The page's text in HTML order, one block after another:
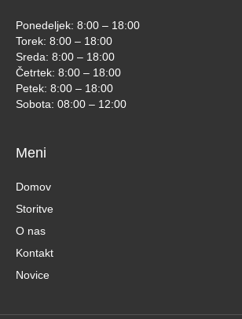
Ponedeljek: 8:00 – 18:00
Torek: 8:00 – 18:00
Sreda: 8:00 – 18:00
Četrtek: 8:00 – 18:00
Petek: 8:00 – 18:00
Sobota: 08:00 – 12:00
Meni
Domov
Storitve
O nas
Kontakt
Novice